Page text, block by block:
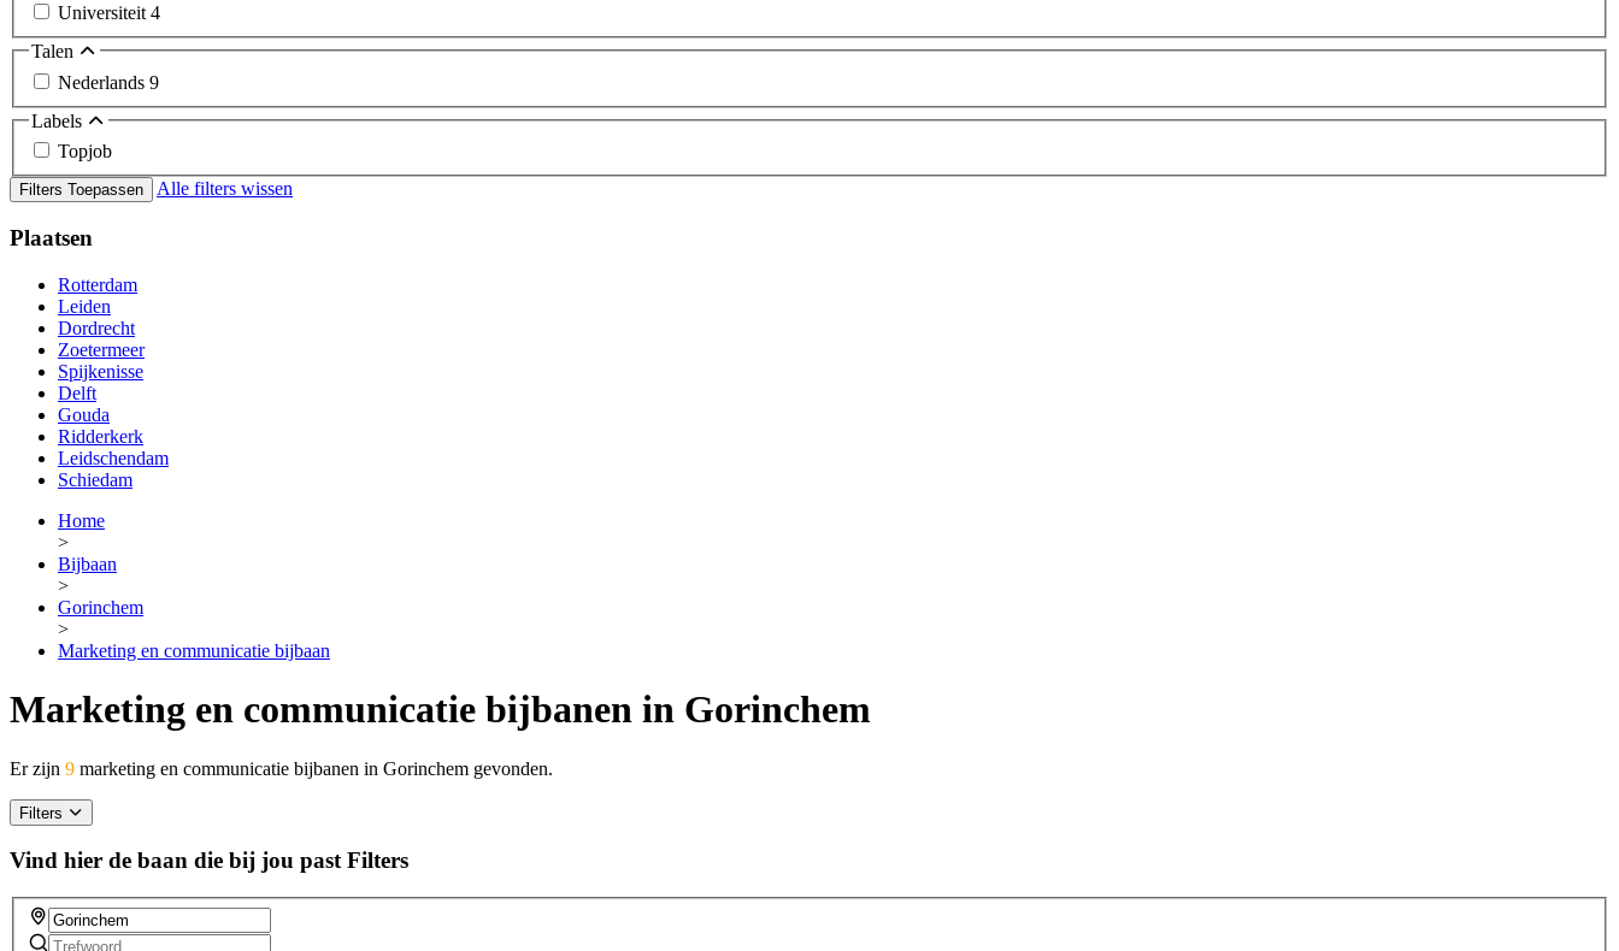
Universiteit 4
Talen
Nederlands 9
Labels
Topjob
Filters Toepassen Alle filters wissen
Plaatsen
Rotterdam
Leiden
Dordrecht
Zoetermeer
Spijkenisse
Delft
Gouda
Ridderkerk
Leidschendam
Schiedam
Home
>
Bijbaan
>
Gorinchem
>
Marketing en communicatie bijbaan
Marketing en communicatie bijbanen in Gorinchem
Er zijn 9 marketing en communicatie bijbanen in Gorinchem gevonden.
Filters
Vind hier de baan die bij jou past Filters